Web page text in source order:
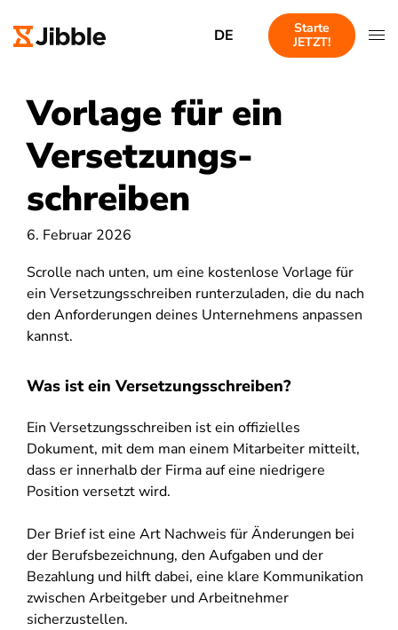
DE
Starte
JETZT!
Vorlage für ein
Versetzungs-
schreiben
6. Februar 2026
Scrolle nach unten, um eine kostenlose Vorlage für
ein Versetzungsschreiben runterzuladen, die du nach
den Anforderungen deines Unternehmens anpassen
kannst.
Was ist ein Versetzungsschreiben?
Ein Versetzungsschreiben ist ein offizielles
Dokument, mit dem man einem Mitarbeiter mitteilt,
dass er innerhalb der Firma auf eine niedrigere
Position versetzt wird.
Der Brief ist eine Art Nachweis für Änderungen bei
der Berufsbezeichnung, den Aufgaben und der
Bezahlung und hilft dabei, eine klare Kommunikation
zwischen Arbeitgeber und Arbeitnehmer
sicherzustellen.